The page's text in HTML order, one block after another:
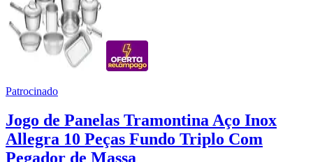
Patrocinado
Jogo de Panelas Tramontina Aço Inox
Allegra 10 Peças Fundo Triplo Com
Pegador de Massa